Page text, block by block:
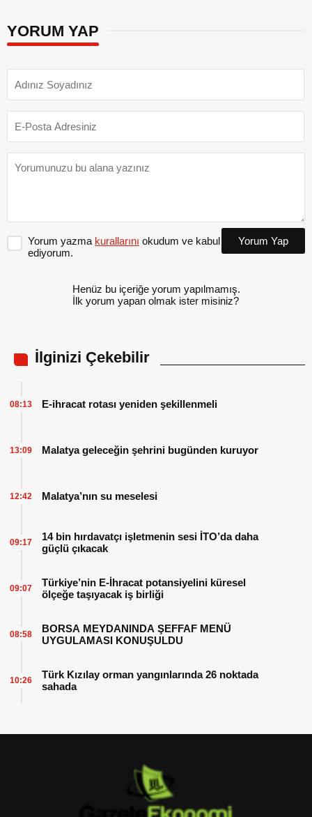
YORUM YAP
Yorum yazma kurallarını okudum ve kabul
ediyorum.
Yorum Yap
Henüz bu içeriğe yorum yapılmamış.
İlk yorum yapan olmak ister misiniz?
İlginizi Çekebilir
E-ihracat rotası yeniden şekillenmeli
08:13
Malatya geleceğin şehrini bugünden kuruyor
13:09
Malatya’nın su meselesi
12:42
14 bin hırdavatçı işletmenin sesi İTO’da daha
güçlü çıkacak
09:17
Türkiye’nin E-İhracat potansiyelini küresel
ölçeğe taşıyacak iş birliği
09:07
BORSA MEYDANINDA ŞEFFAF MENÜ
UYGULAMASI KONUŞULDU
08:58
Türk Kızılay orman yangınlarında 26 noktada
sahada
10:26